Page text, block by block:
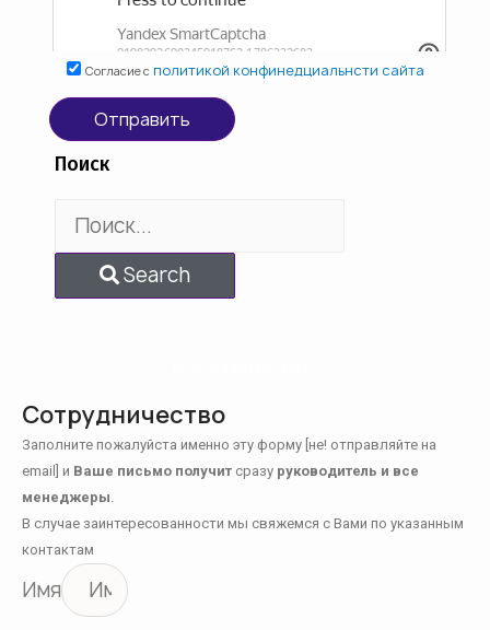
Согласие с политикой конфинедциальнсти сайта
Отправить
Поиск
Search
Сотрудничество
Заполните пожалуйста именно эту форму [не! отправляйте на
email] и Ваше письмо получит сразу руководитель и все
менеджеры.
В случае заинтересованности мы свяжемся с Вами по указанным
контактам
Имя